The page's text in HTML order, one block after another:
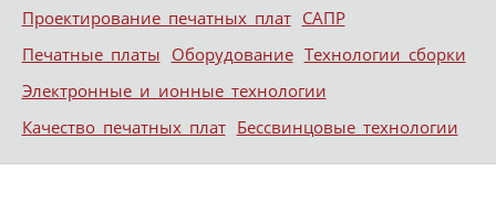
Проектирование печатных плат САПР
Печатные платы Оборудование Технологии сборки
Электронные и ионные технологии
Качество печатных плат Бессвинцовые технологии